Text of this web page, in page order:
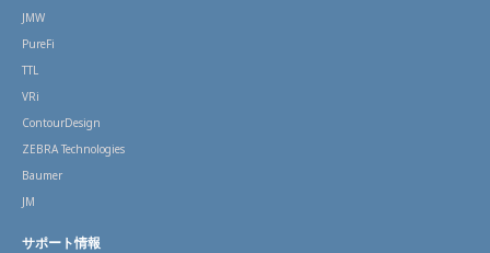
JMW
PureFi
TTL
VRi
ContourDesign
ZEBRA Technologies
Baumer
JM
サポート情報